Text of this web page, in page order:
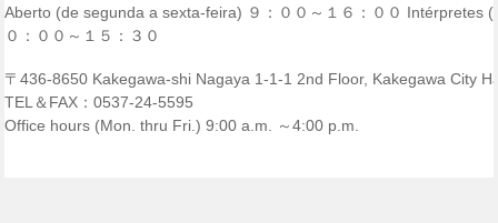
Aberto (de segunda a sexta-feira) ９：００～１６：００
０：００～１５：３０
〒436-8650 Kakegawa-shi Nagaya 1-1-1 2nd Floor, Kakegawa City
TEL＆FAX：0537-24-5595
Office hours (Mon. thru Fri.) 9:00 a.m. ～4:00 p.m.